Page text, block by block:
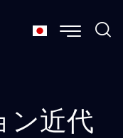
ン近代